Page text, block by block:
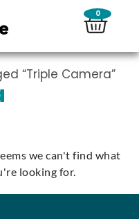
0
“Triple Camera”
we can't find what
looking for.